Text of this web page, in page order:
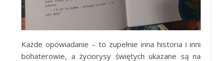
Każde opowiadanie – to zupełnie inna historia i inni
bohaterowie, a życiorysy świętych ukazane są na